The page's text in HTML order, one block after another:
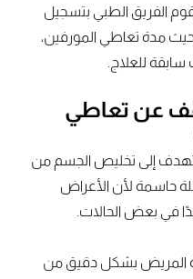
الفريق الطبي بتسجيل
مدة تعاطي المورفين،
للعلاج.
عن تعاطي
تهدف إلى تخليص الجسم من
حاسمة لأن الأعراض
في بعض الحالات.
المريض بشكل دقيق من